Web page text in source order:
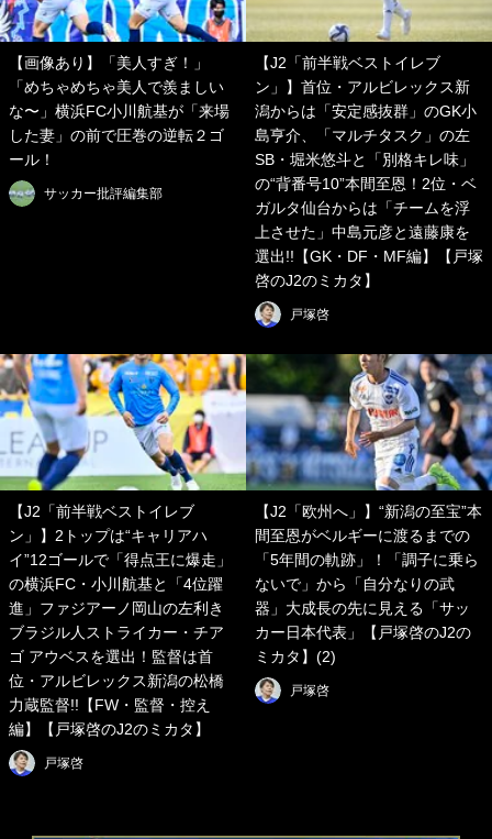
【画像あり】「美人すぎ！」
「めちゃめちゃ美人で羨ましい
な〜」横浜FC小川航基が「来場
した妻」の前で圧巻の逆転２ゴ
ール！
サッカー批評編集部
【J2「前半戦ベストイレブ
ン」】首位・アルビレックス新
潟からは「安定感抜群」のGK小
島亨介、「マルチタスク」の左
SB・堀米悠斗と「別格キレ味」
の“背番号10”本間至恩！2位・ベ
ガルタ仙台からは「チームを浮
上させた」中島元彦と遠藤康を
選出!!【GK・DF・MF編】【戸塚
啓のJ2のミカタ】
戸塚啓
【J2「前半戦ベストイレブ
ン」】2トップは“キャリアハ
イ”12ゴールで「得点王に爆走」
の横浜FC・小川航基と「4位躍
進」ファジアーノ岡山の左利き
ブラジル人ストライカー・チア
ゴ アウベスを選出！監督は首
位・アルビレックス新潟の松橋
力蔵監督!!【FW・監督・控え
編】【戸塚啓のJ2のミカタ】
戸塚啓
【J2「欧州へ」】“新潟の至宝”本
間至恩がベルギーに渡るまでの
「5年間の軌跡」！「調子に乗ら
ないで」から「自分なりの武
器」大成長の先に見える「サッ
カー日本代表」【戸塚啓のJ2の
ミカタ】(2)
戸塚啓